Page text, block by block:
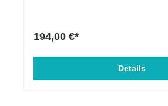
194,00 €*
Details